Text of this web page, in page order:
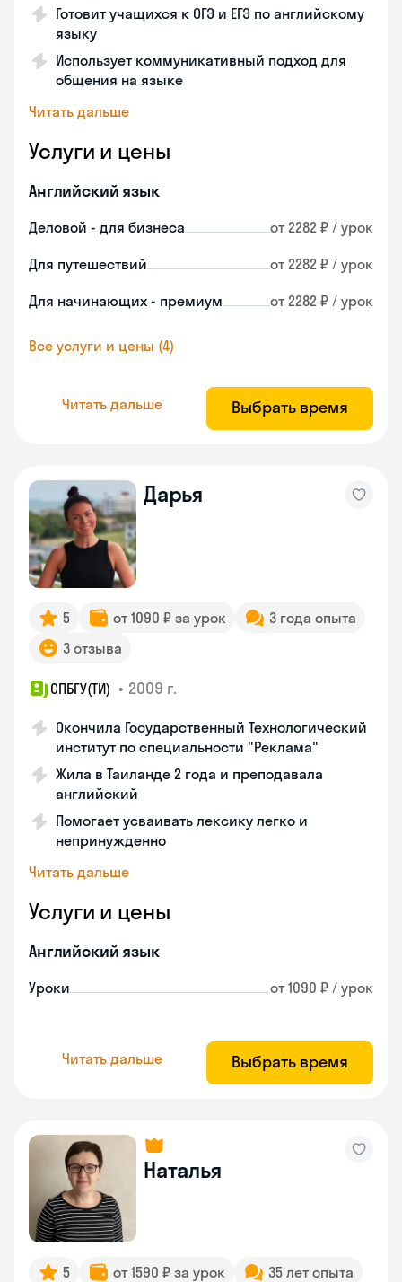
Готовит учащихся к ОГЭ и ЕГЭ по английскому
языку
Использует коммуникативный подход для
общения на языке
Читать дальше
Услуги и цены
Английский язык
Деловой - для бизнеса от 2282 ₽ / урок
Для путешествий от 2282 ₽ / урок
Для начинающих - премиум от 2282 ₽ / урок
Все услуги и цены (4)
Читать дальше Выбрать время
Дарья
5 от 1090 ₽ за урок
3 года опыта
3 отзыва
СПБГУ(ТИ) • 2009 г.
Окончила Государственный Технологический
институт по специальности "Реклама"
Жила в Таиланде 2 года и преподавала
английский
Помогает усваивать лексику легко и
непринужденно
Читать дальше
Услуги и цены
Английский язык
Уроки от 1090 ₽ / урок
Читать дальше Выбрать время
Наталья
5 от 1590 ₽ за урок 35 лет опыта